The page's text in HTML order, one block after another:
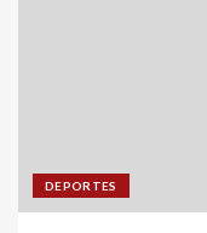
DEPORTES